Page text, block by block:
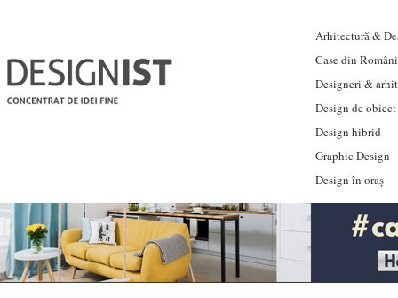
Arhitectură &
Case din
Designeri &
Design de obiect
Design hibrid
Graphic Design
Design în oraș